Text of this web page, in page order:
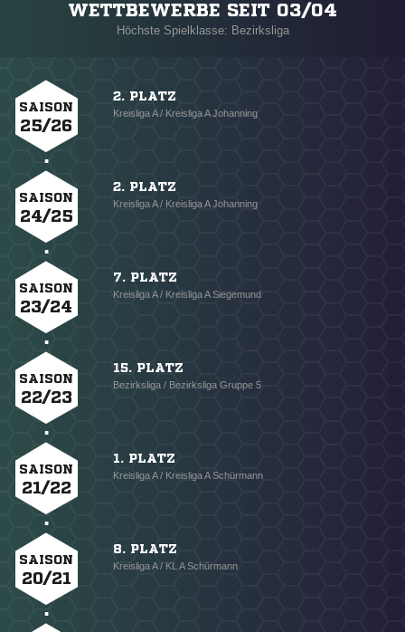
WETTBEWERBE SEIT 03/04
Höchste Spielklasse: Bezirksliga
SAISON
25/26
2. PLATZ
Kreisliga A / Kreisliga A Johanning
SAISON
24/25
2. PLATZ
Kreisliga A / Kreisliga A Johanning
SAISON
23/24
7. PLATZ
Kreisliga A / Kreisliga A Siegemund
SAISON
22/23
15. PLATZ
Bezirksliga / Bezirksliga Gruppe 5
SAISON
21/22
1. PLATZ
Kreisliga A / Kreisliga A Schürmann
SAISON
20/21
8. PLATZ
Kreisliga A / KL A Schürmann